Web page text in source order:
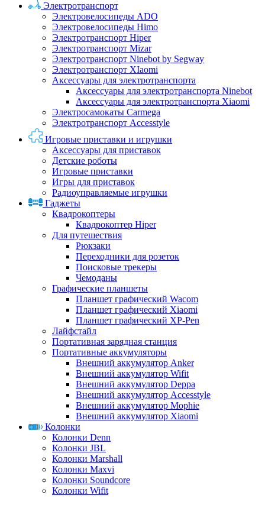
Электротранспорт
Электровелосипеды ADO
Электровелосипеды Himo
Электротранспорт Hiper
Электротранспорт Mizar
Электротранспорт Ninebot by Segway
Электротранспорт XIaomi
Аксессуары для электротранспорта
Аксессуары для электротранспорта Ninebot
Аксессуары для электротранспорта Xiaomi
Электросамокаты Carmega
Электротранспорт Accesstyle
Игровые приставки и игрушки
Аксессуары для приставок
Детские роботы
Игровые приставки
Игры для приставок
Радиоуправляемые игрушки
Гаджеты
Квадрокоптеры
Квадрокоптер Hiper
Для путешествия
Рюкзаки
Переходники для розеток
Поисковые трекеры
Чемоданы
Графические планшеты
Планшет графический Wacom
Планшет графический Xiaomi
Планшет графический XP-Pen
Лайфстайл
Портативная зарядная станция
Портативные аккумуляторы
Внешний аккумулятор Anker
Внешний аккумулятор Wifit
Внешний аккумулятор Deppa
Внешний аккумулятор Accesstyle
Внешний аккумулятор Mophie
Внешний аккумулятор Xiaomi
Колонки
Колонки Denn
Колонки JBL
Колонки Marshall
Колонки Maxvi
Колонки Soundcore
Колонки Wifit